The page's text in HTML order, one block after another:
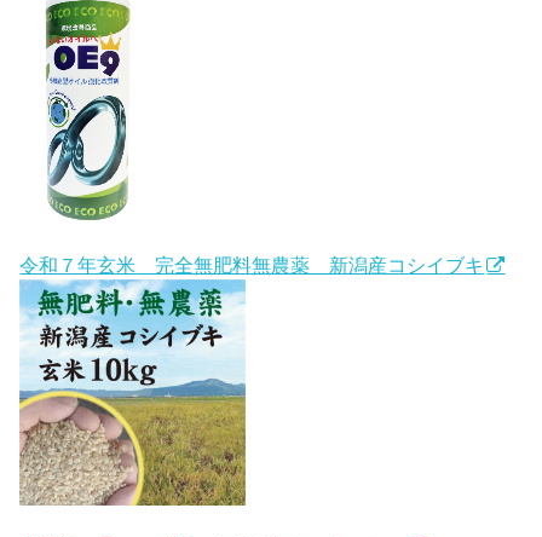
令和７年玄米 完全無肥料無農薬 新潟産コシイブキ